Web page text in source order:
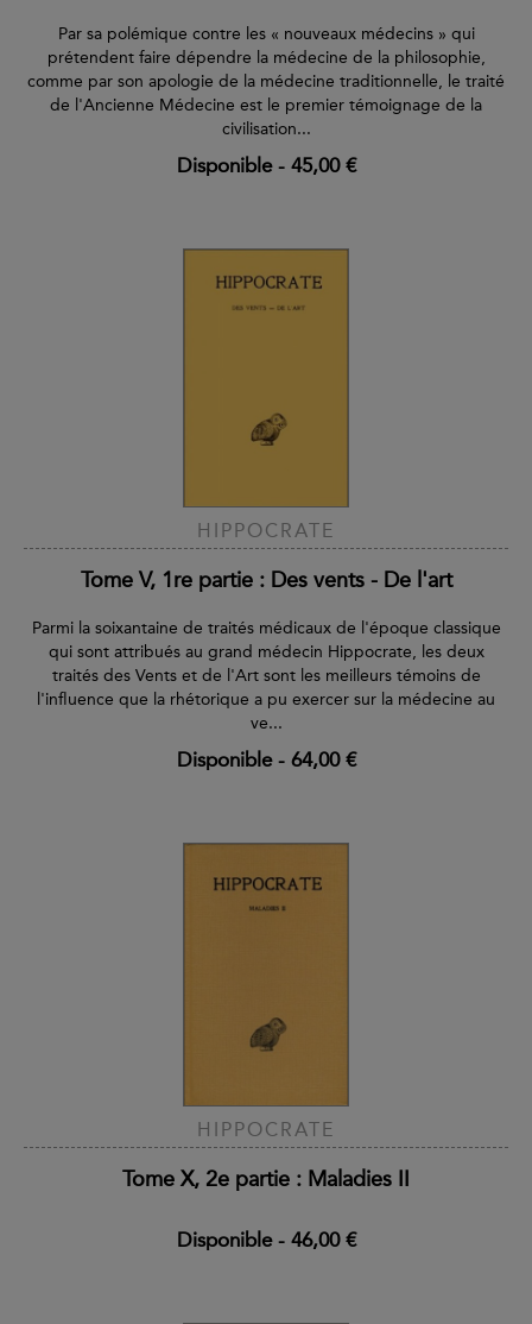
Par sa polémique contre les « nouveaux médecins » qui
prétendent faire dépendre la médecine de la philosophie,
comme par son apologie de la médecine traditionnelle, le traité
de l'Ancienne Médecine est le premier témoignage de la
civilisation...
Disponible- 45,00 €
HIPPOCRATE
Tome V, 1re partie : Des vents - De l'art
Parmi la soixantaine de traités médicaux de l'époque classique
qui sont attribués au grand médecin Hippocrate, les deux
traités des Vents et de l'Art sont les meilleurs témoins de
l'influence que la rhétorique a pu exercer sur la médecine au
ve...
Disponible- 64,00 €
HIPPOCRATE
Tome X, 2e partie : Maladies II
Disponible- 46,00 €